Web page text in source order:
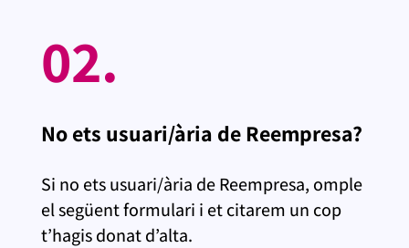
02.
No ets usuari/ària de Reempresa?
Si no ets usuari/ària de Reempresa, omple
el següent formulari i et citarem un cop
t’hagis donat d’alta.